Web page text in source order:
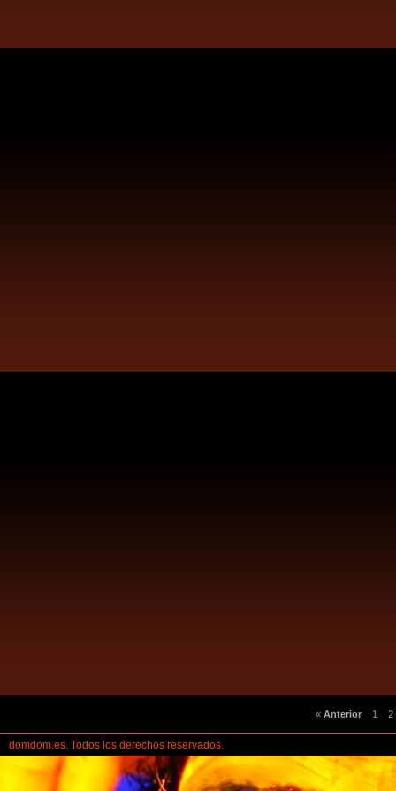
« Anterior 1 2
domdom.es. Todos los derechos reservados.